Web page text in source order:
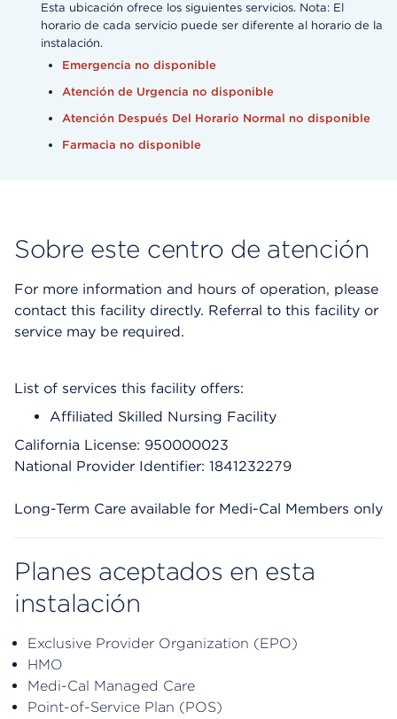
Esta ubicación ofrece los siguientes servicios. Nota: El
horario de cada servicio puede ser diferente al horario de la
instalación.
Emergencia no disponible
Atención de Urgencia no disponible
Atención Después Del Horario Normal no disponible
Farmacia no disponible
Sobre este centro de atención
For more information and hours of operation, please
contact this facility directly. Referral to this facility or
service may be required.
List of services this facility offers:
Affiliated Skilled Nursing Facility
California License: 950000023
National Provider Identifier: 1841232279
Long-Term Care available for Medi-Cal Members only
Planes aceptados en esta
instalación
Exclusive Provider Organization (EPO)
HMO
Medi-Cal Managed Care
Point-of-Service Plan (POS)